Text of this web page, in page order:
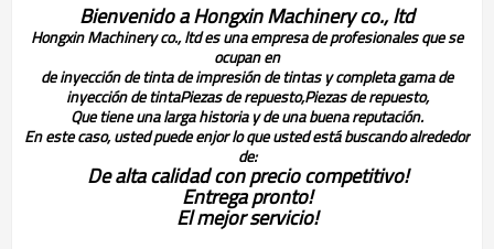
Bienvenido a Hongxin Machinery co., ltd
Hongxin Machinery co., ltd es una empresa de profesionales que se
ocupan en
de inyección de tinta de impresión de tintas y completa gama de
inyección de tintaPiezas de repuesto,Piezas de repuesto,
Que tiene una larga historia y de una buena reputación.
En este caso, usted puede enjor lo que usted está buscando alrededor
de:
De alta calidad con precio competitivo!
Entrega pronto!
El mejor servicio!